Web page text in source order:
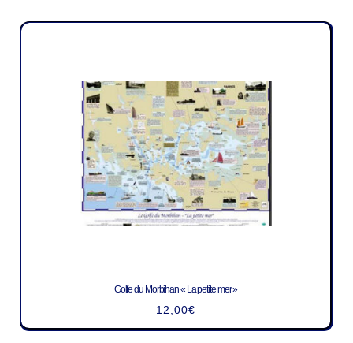
Golfe du Morbihan « La petite mer »
12,00€